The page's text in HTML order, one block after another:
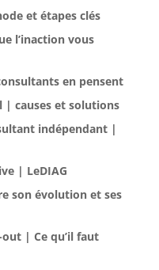
et étapes clés
l’inaction vous
en pensent
| causes et solutions
indépendant |
| LeDIAG
son évolution et ses
| Ce qu’il faut